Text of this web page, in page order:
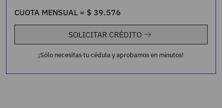
CUOTA MENSUAL = $ 39.576
SOLICITAR CRÉDITO
¡Sólo necesitas tu cédula y aprobamos en minutos!